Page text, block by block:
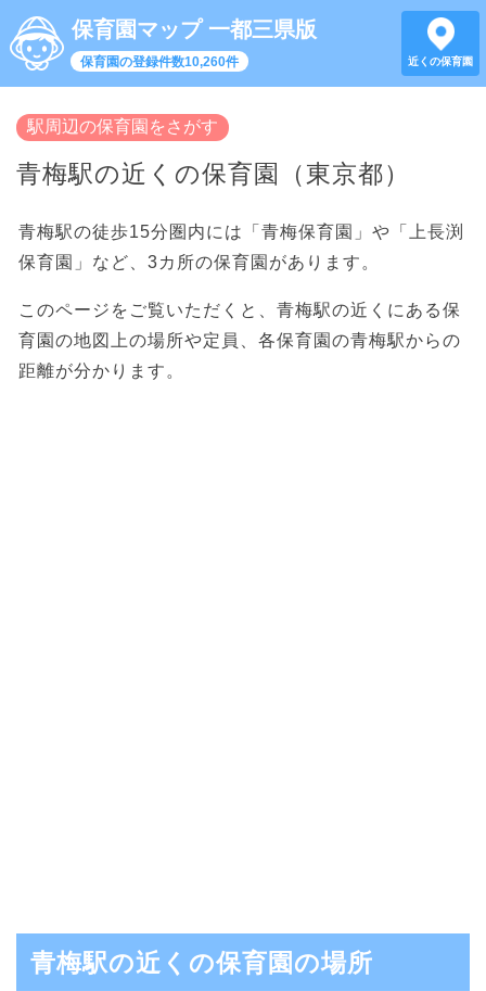
保育園マップ 一都三県版
保育園の登録件数10,260件 近くの保育園
駅周辺の保育園をさがす
青梅駅の近くの保育園（東京都）
青梅駅の徒歩15分圏内には「青梅保育園」や「上長渕
保育園」など、3カ所の保育園があります。
このページをご覧いただくと、青梅駅の近くにある保
育園の地図上の場所や定員、各保育園の青梅駅からの
距離が分かります。
青梅駅の近くの保育園の場所